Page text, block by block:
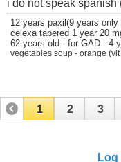
i do not speak
12 years paxil(9 years
celexa tapered 1 year 20
62 years old - for GAD - 4
vegetables soup - orange
1 2 3
Log